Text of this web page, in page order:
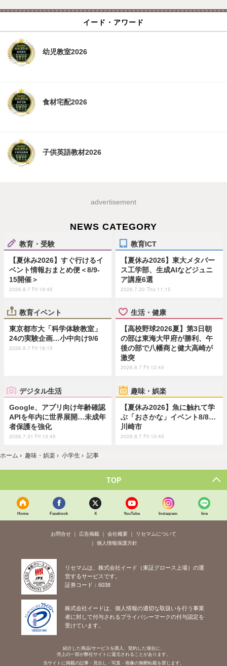
イード・アワード
幼児教室2026
食材宅配2026
子供英語教材2026
advertisement
NEWS CATEGORY
教育・受験
【夏休み2026】すぐ行けるイ
ベント情報おまとめ便＜8/9-
15開催＞
2026.8.7 Fri 19:45
教育ICT
【夏休み2026】東大メタバー
ス工学部、生成AIなどジュニ
ア講座6選
2026.7.30 Thu 11:15
教育イベント
東京都市大「科学体験教室」
24の実験企画…小中向け9/6
2026.8.7 Fri 18:15
生活・健康
【高校野球2026夏】第3日朝
の部は東海大甲府が勝利、午
後の部で八幡商と健大高崎が
激突
2026.8.7 Fri 12:45
デジタル生活
Google、アプリ向け年齢確認
APIを年内に世界展開…未成年
者保護を強化
2026.7.31 Fri 13:45
趣味・娯楽
【夏休み2026】魚に触れて学
ぶ「おさかな」イベント8/8…
川崎市
2026.8.7 Fri 10:45
ホーム › 趣味・娯楽 › 小学生 › 記事
TOP
Home Facebook X YouTube Instagram line
お問合せ 広告掲載 会社概要
リセマムについて
個人情報保護方針
リセマムは、株式会社イード（東証グロース上場）の運
営するサービスです。
証券コード：6038
株式会社イードは、個人情報の適切な取扱いを行う事業
者に対して付与されるプライバシーマークの付与認定を
受けています。
紹介した商品/サービスを購入、契約した場合に、
売上の一部が弊社サイトに還元されることがあります。
当サイトに掲載の記事・見出し・写真・画像の無断転載を禁じます。